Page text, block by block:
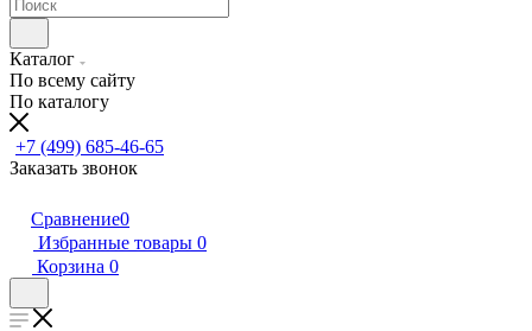
Каталог
По всему сайту
По каталогу
+7 (499) 685-46-65
Заказать звонок
Сравнение0
Избранные товары 0
Корзина 0